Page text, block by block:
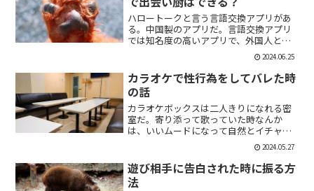
ハロートークと言う言語交換アプリがあ
る。中国製のアプリだ。言語交換アプリ
では知名度の高いアプリで、外国人と知
り合いたい付き合いたいという人にも魅
力的には一見魅力的にうつる。外国人の
恋人欲しいよな。俺もエマワトソンと結
婚してえ。ではハロートー...
2024.06.25
カラオケで性行為をしてバレた時
の話
カラオケボックスは二人きりになれる密
室だ。寄り添って歌っていた時なんか
は、いいムードになって自然とイチャイ
チャしはじめてしまうこともある。俺も
よく出会い系で知り合った人とカラオケ
にいったりする。相手もその気だったり
するから、なんかいいムード...
2024.05.27
遊び相手に告白された時に振る方
法